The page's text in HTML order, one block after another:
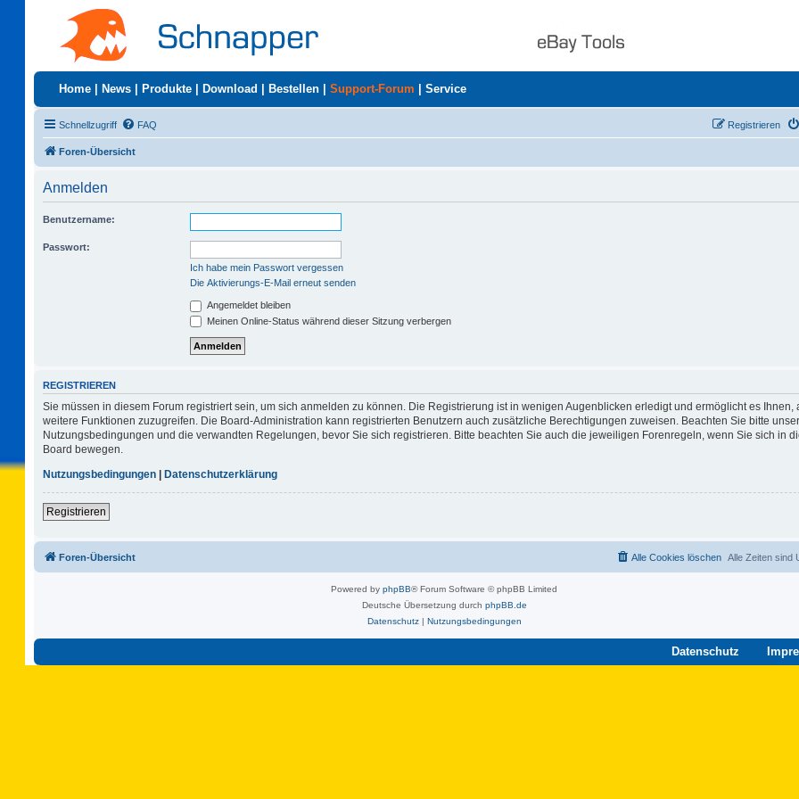
Home News Produkte Download Bestellen Support-Forum Service
Schnellzugriff FAQ Registrieren
Foren-Übersicht
Anmelden
Benutzername:
Passwort:
Ich habe mein Passwort vergessen
Die Aktivierungs-E-Mail erneut senden
Angemeldet bleiben
Meinen Online-Status während dieser Sitzung verbergen
REGISTRIEREN
Sie müssen in diesem Forum registriert sein, um sich anmelden zu können. Die Registrierung ist in wenigen Augenblicken erledigt und ermöglicht es Ihnen,
weitere Funktionen zuzugreifen. Die Board-Administration kann registrierten Benutzern auch zusätzliche Berechtigungen zuweisen. Beachten Sie bitte
Nutzungsbedingungen und die verwandten Regelungen, bevor Sie sich registrieren. Bitte beachten Sie auch die jeweiligen Forenregeln, wenn Sie sich in
Board bewegen.
Nutzungsbedingungen | Datenschutzerklärung
Registrieren
Foren-Übersicht Alle Zeiten sind
Alle Cookies löschen
Powered by phpBB® Forum Software © phpBB Limited
Deutsche Übersetzung durch phpBB.de
Datenschutz| Nutzungsbedingungen
Datenschutz